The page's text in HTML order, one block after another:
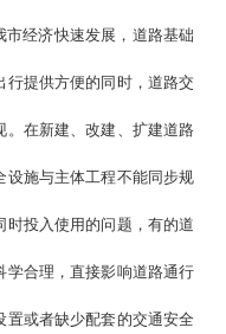
经济快速发展，道路基础
提供方便的同时，道路交
。在新建、改建、扩建道路
设施与主体工程不能同步规
投入使用的问题，有的道
学合理，直接影响道路通行
置或者缺少配套的交通安全